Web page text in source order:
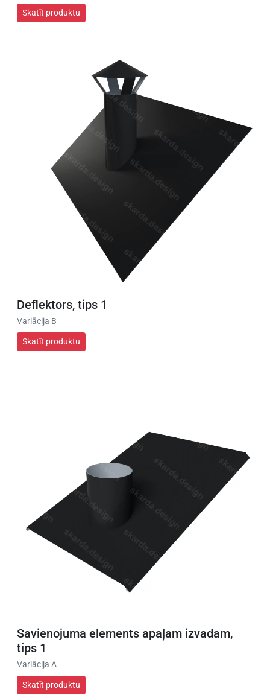
Skatīt produktu
Deflektors, tips 1
Variācija B
Skatīt produktu
Savienojuma elements apaļam izvadam,
tips 1
Variācija A
Skatīt produktu